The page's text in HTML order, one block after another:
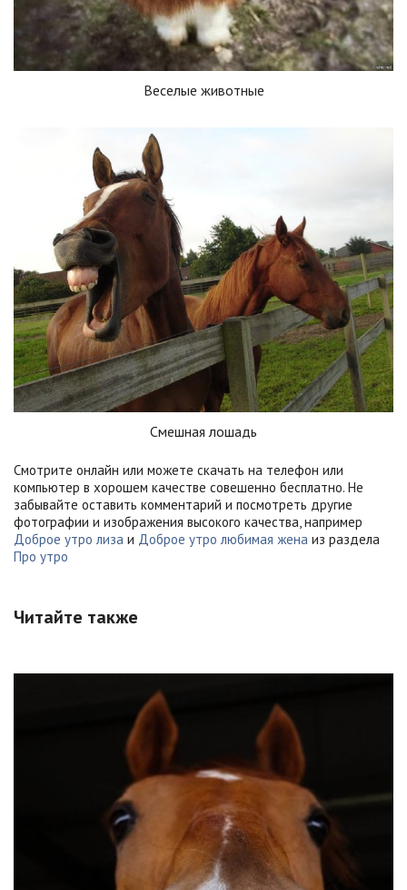
Веселые животные
Смешная лошадь
Смотрите онлайн или можете скачать на телефон или
компьютер в хорошем качестве совешенно бесплатно. Не
забывайте оставить комментарий и посмотреть другие
фотографии и изображения высокого качества, например
Доброе утро лиза и Доброе утро любимая жена из раздела
Про утро
Читайте также